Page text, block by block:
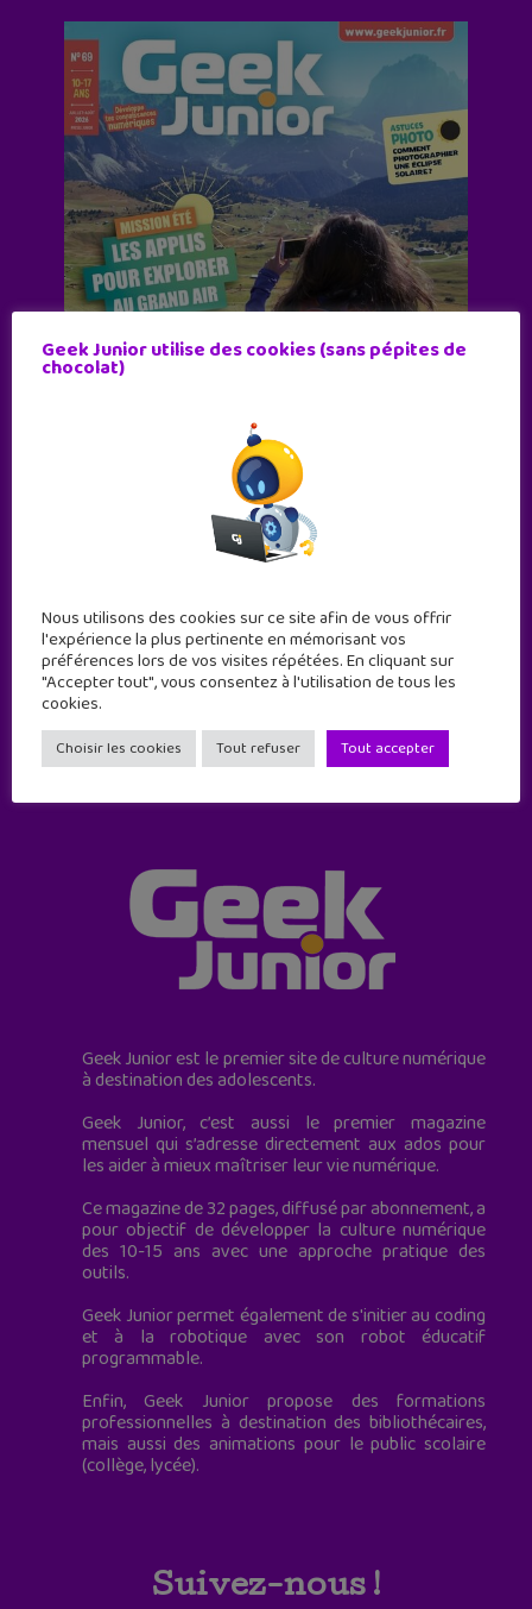
Abonne-toi !
11 numéros par an
JE M'ABONNE !
Geek Junior est le premier site de culture numérique
à destination des adolescents.
Geek Junior, c’est aussi le premier magazine
mensuel qui s’adresse directement aux ados pour
les aider à mieux maîtriser leur vie numérique.
Ce magazine de 32 pages, diffusé par abonnement, a
pour objectif de développer la culture numérique
des 10-15 ans avec une approche pratique des
outils.
Geek Junior permet également de s'initier au coding
et à la robotique avec son robot éducatif
programmable.
Enfin, Geek Junior propose des formations
professionnelles à destination des bibliothécaires,
mais aussi des animations pour le public scolaire
(collège, lycée).
Suivez-nous !
Geek Junior utilise des cookies (sans pépites de
chocolat)
Nous utilisons des cookies sur ce site afin de vous offrir
l'expérience la plus pertinente en mémorisant vos
préférences lors de vos visites répétées. En cliquant sur
"Accepter tout", vous consentez à l'utilisation de tous les
cookies.
Choisir les cookies Tout refuser Tout accepter